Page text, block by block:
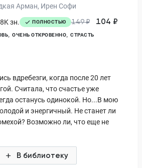
Арман, Ирен Софи
зн.
ПОЛНОСТЬЮ 149 ₽ 104 ₽
ОЧЕНЬ ОТКРОВЕННО СТРАСТЬ
вдребезги, когда после 20 лет
Считала, что счастье уже
останусь одинокой. Но...В мою
и энергичный. Не станет ли
Возможно ли, что еще не
В библиотеку